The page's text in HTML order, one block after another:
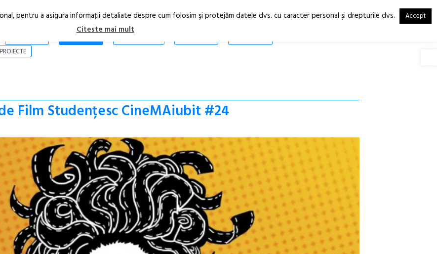
RO
EN
STIRI
Film Studențesc CineMAiubit #24
pentru a asigura informaţii detaliate despre cum folosim şi protejăm datele dvs. cu caracter personal şi drepturile dvs. Accept
Citeste mai mult